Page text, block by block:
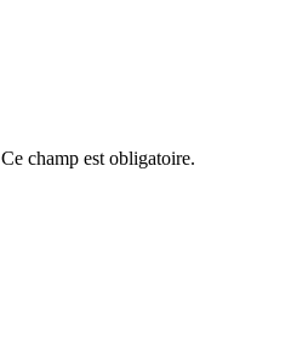
Ce champ est obligatoire.